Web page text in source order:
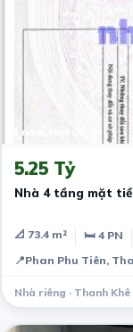
1 năm trước
5.25 Tỷ
Nhà 4 tầng mặt
📐 73.4 m² 🛏 4 PN
📍Phan Phu Tiên,
Nhà riêng · Thanh Khê